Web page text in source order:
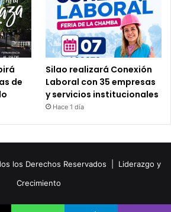
de
Silao realizará Conexión
Laboral con 35 empresas
y servicios institucionales
Hace 1 día
los Derechos Reservados | Liderazgo y
Crecimiento